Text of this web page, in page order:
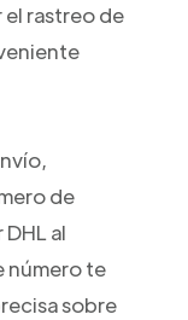
rastreo de
de
al
número te
sobre